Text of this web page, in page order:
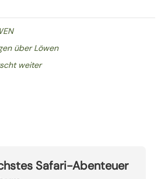
über Löwen
weiter
Safari-Abenteuer